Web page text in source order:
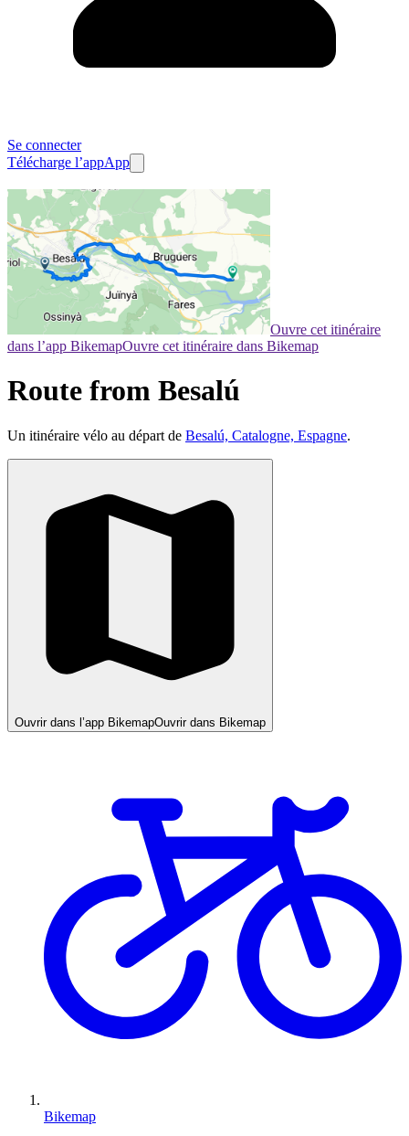
Se connecter
Télécharge l’appApp
Ouvre cet itinéraire
dans l’app BikemapOuvre cet itinéraire dans Bikemap
Route from Besalú
Un itinéraire vélo au départ de Besalú, Catalogne, Espagne.
Ouvrir dans l’app BikemapOuvrir dans Bikemap
Bikemap